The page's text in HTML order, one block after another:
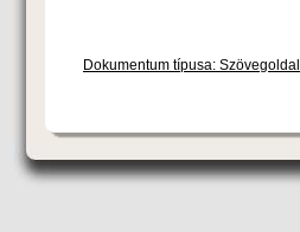
Dokumentum típusa: Szövegoldal